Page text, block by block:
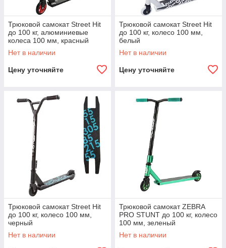
Трюковой самокат Street Hit
до 100 кг, алюминиевые
колеса 100 мм, красный
Нет в наличии
Цену уточняйте
Трюковой самокат Street Hit
до 100 кг, колесо 100 мм,
белый
Нет в наличии
Цену уточняйте
Трюковой самокат Street Hit
до 100 кг, колесо 100 мм,
черный
Нет в наличии
Трюковой самокат ZEBRA
PRO STUNT до 100 кг, колесо
100 мм, зеленый
Нет в наличии